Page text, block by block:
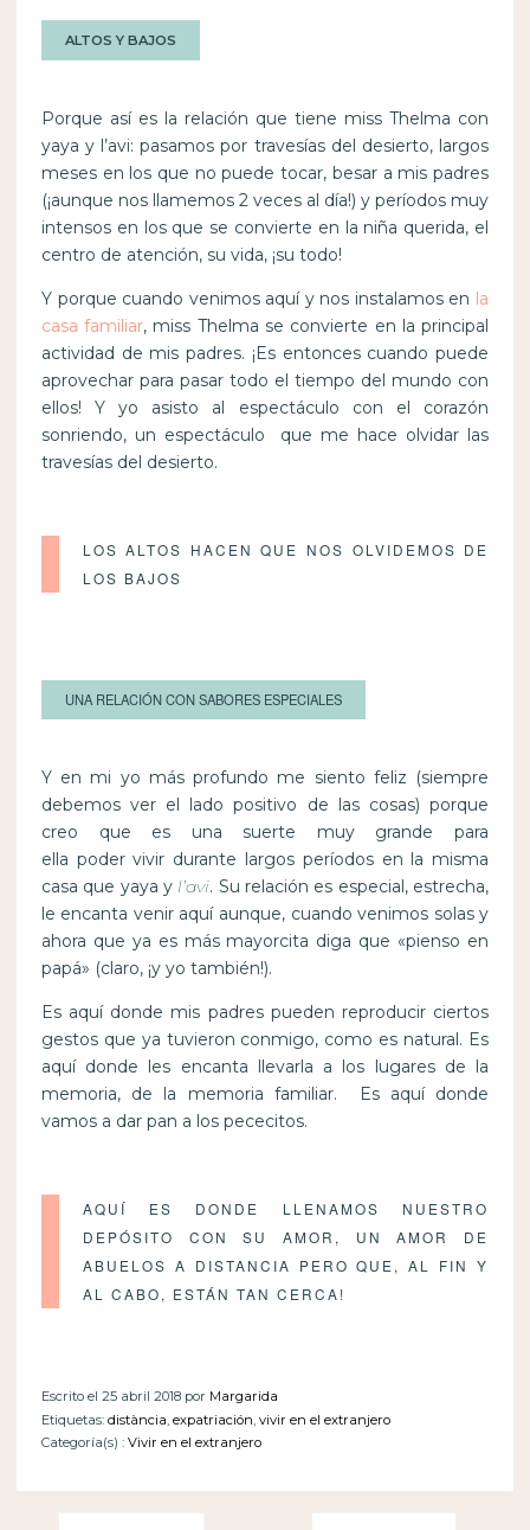
ALTOS Y BAJOS
Porque así es la relación que tiene miss Thelma con
yaya y l’avi: pasamos por travesías del desierto, largos
meses en los que no puede tocar, besar a mis padres
(¡aunque nos llamemos 2 veces al día!) y períodos muy
intensos en los que se convierte en la niña querida, el
centro de atención, su vida, ¡su todo!
Y porque cuando venimos aquí y nos instalamos en la
casa familiar, miss Thelma se convierte en la principal
actividad de mis padres. ¡Es entonces cuando puede
aprovechar para pasar todo el tiempo del mundo con
ellos! Y yo asisto al espectáculo con el corazón
sonriendo, un espectáculo que me hace olvidar las
travesías del desierto.
LOS ALTOS HACEN QUE NOS OLVIDEMOS DE
LOS BAJOS
UNA RELACIÓN CON SABORES ESPECIALES
Y en mi yo más profundo me siento feliz (siempre
debemos ver el lado positivo de las cosas) porque
creo que es una suerte muy grande para
ella poder vivir durante largos períodos en la misma
casa que yaya y l’avi. Su relación es especial, estrecha,
le encanta venir aquí aunque, cuando venimos solas y
ahora que ya es más mayorcita diga que «pienso en
papá» (claro, ¡y yo también!).
Es aquí donde mis padres pueden reproducir ciertos
gestos que ya tuvieron conmigo, como es natural. Es
aquí donde les encanta llevarla a los lugares de la
memoria, de la memoria familiar. Es aquí donde
vamos a dar pan a los pececitos.
AQUÍ ES DONDE LLENAMOS NUESTRO
DEPÓSITO CON SU AMOR, UN AMOR DE
ABUELOS A DISTANCIA PERO QUE, AL FIN Y
AL CABO, ESTÁN TAN CERCA!
Escrito el 25 abril 2018 por Margarida
Etiquetas: distància, expatriación, vivir en el extranjero
Categoría(s) : Vivir en el extranjero